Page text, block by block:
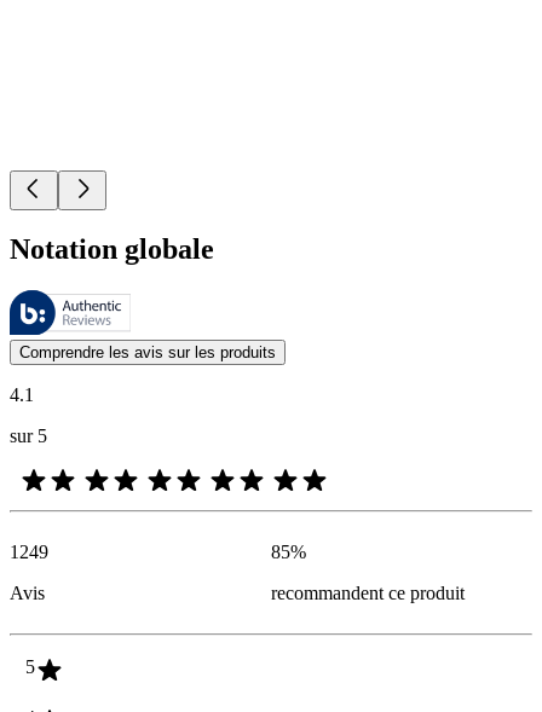
Notation globale
Ces évaluations sont gérées par Bazaarvoice et sont conformes à la
Les avis des clients exprimés sous forme d'évaluations de produits
Comprendre les avis sur les produits
4.1
sur 5
1249
Avis
85%
recommandent ce produit
5